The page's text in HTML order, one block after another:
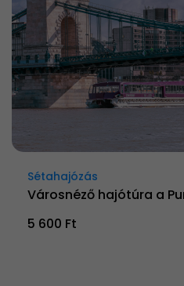
Sétahajózás
Városnéző hajótúra a
5 600 Ft